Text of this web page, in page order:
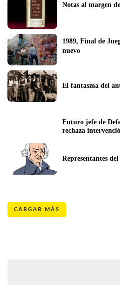
Notas al margen
1989, Final de
nuevo
El fantasma del
Futuro jefe de
rechaza
Representantes
CARGAR MÁS